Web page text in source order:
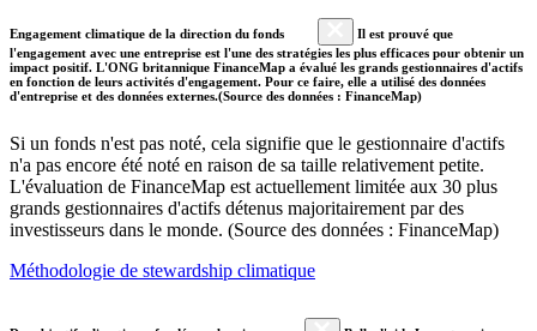
Engagement climatique de la direction du fonds
Il est prouvé que
l'engagement avec une entreprise est l'une des stratégies les plus efficaces pour obtenir un
impact positif. L'ONG britannique FinanceMap a évalué les grands gestionnaires d'actifs
en fonction de leurs activités d'engagement. Pour ce faire, elle a utilisé des données
d'entreprise et des données externes.(Source des données : FinanceMap)
Si un fonds n'est pas noté, cela signifie que le gestionnaire d'actifs
n'a pas encore été noté en raison de sa taille relativement petite.
L'évaluation de FinanceMap est actuellement limitée aux 30 plus
grands gestionnaires d'actifs détenus majoritairement par des
investisseurs dans le monde. (Source des données : FinanceMap)
Méthodologie de stewardship climatique